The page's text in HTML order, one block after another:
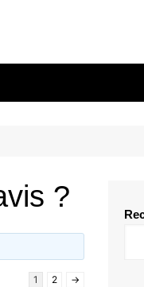
?
1 2 →